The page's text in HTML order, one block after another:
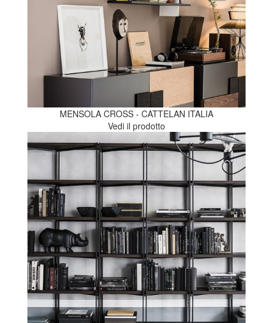
MENSOLA CROSS - CATTELAN ITALIA
Vedi il prodotto